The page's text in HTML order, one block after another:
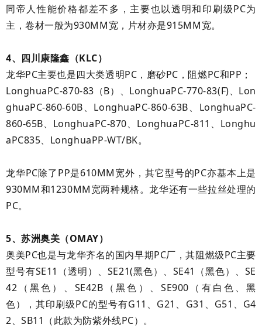
同帝人性能价格都差不多，主要也以透明和印刷级PC为
主，卷材一般为930MM宽，片材亦是915MM宽。
4、四川康隆鑫（KLC）
龙华PC主要也是四大类透明PC，磨砂PC，阻燃PC和PP；
LonghuaPC-870-83（B）、LonghuaPC-770-83(F)、Lon
ghuaPC-860-60B、LonghuaPC-860-63B、LonghuaPC-
860-65B、LonghuaPC-870、LonghuaPC-811、Longhu
aPC835、LonghuaPP-WT/BK。
龙华PC除了PP是610MM宽外，其它型号的PC亦基本上是
930MM和1230MM宽两种规格。龙华还有一些拉丝处理的
PC。
5、苏洲奥美（OMAY）
奥美PC也是与龙华齐名的国内早期PC厂，其阻燃级PC主要
型号有SE11（透明）、SE21(黑色）、SE41（黑色）、SE
42（黑色）、SE42B（黑色）、SE900（有白色、黑
色），其印刷级PC的型号有G11、G21、G31、G51、G4
2、SB11（此款为防紫外线PC）。